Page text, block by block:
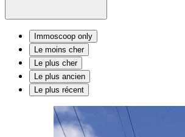
Immoscoop only
Le moins cher
Le plus cher
Le plus ancien
Le plus récent